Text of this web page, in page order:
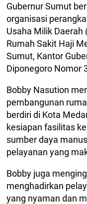
Gubernur Sumut
organisasi
Usaha Milik Daerah
Rumah Sakit Haji
Sumut, Kantor
Diponegoro Nomor
Bobby Nasution
pembangunan
berdiri di Kota
kesiapan fasilitas
sumber daya
pelayanan yang
Bobby juga
menghadirkan
yang nyaman dan